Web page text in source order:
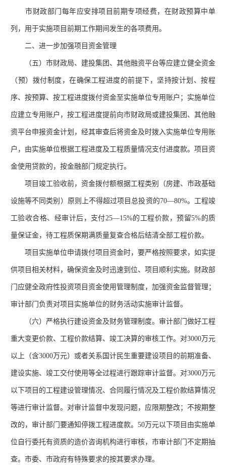
市财政部门每年应安排项目前期专项经费，在财政预算中单
列，用于实施项目前期工作期间发生的各项费用。
二、进一步加强项目资金管理
（五）市财政局、建投集团、其他融资平台等应建立健全资金
（预）拨付制度，在确保工程进度的前提下，坚持按计划、按程
序、按预算、按工程进度拨付资金至实施单位专用账户；实施单位
应建立专用账户，按工程进度提前向市财政局或建投集团、其他融
资平台申报资金计划，经其审查后将资金及时拨入实施单位专用账
户，由实施单位根据工程进度及工程质量情况支付进度款。项目资
金使用贷款的，按金融部门规定执行。
项目竣工验收前，资金拨付额根据工程类别（房建、市政基础
设施等不同类别）原则上不得超过项目总投资的70—80%。工程竣
工验收合格、经审计后，支付25—15%的工程价款，预留5%的质
量保证金，待工程质保期满质量复查合格后结清全部工程价款。
项目实施单位申请拨付项目资金时，要严格按照要求，如实提
供项目相关材料，确保资金及时迅速到位、项目顺利实施。财政部
门应健全政府性投资项目资金使用管理制度，加强资金监督管理；
审计部门负责对项目实施单位的财务活动实施审计监督。
（六）严格执行建设资金及财务管理制度。审计部门做好工程
重大变更价款、工程价款结算、竣工决算的审核工作。对3000万元
以上（含3000万元）或者关系国计民生重要建设项目的前期准备、
建设实施、竣工交付使用等全过程进行跟踪审计监督。对3000万元
以下项目的工程建设管理情况、合同履行情况及工程价款结算情况
等进行审计监督。对审计监督中发现问题，应限期整改；不按期整
改的，审计部门要通知停拨工程进度款。50万元以下项目由实施单
位自行委托有资质的造价咨询机构进行审核，市审计部门不定期抽
查。市委、市政府有特殊要求的按其要求办理。